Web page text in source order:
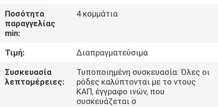
ΠΟΙΟΤΙΚΌΣ
ΈΛΕΓΧΟΣ
ΜΑΣ
ΕΛΆΤΕ
Ποσότητα
παραγγελίας
min:
4 κομμάτια
Τιμή:
Διαπραγματεύσιμα
Συσκευασία
λεπτομέρειες:
Τυποποιημένη συσκευασία: Όλες οι
ρόδες καλύπτονται με το ντους
ΚΑΠ, έγγραφο ινών, που
συσκευάζεται σ